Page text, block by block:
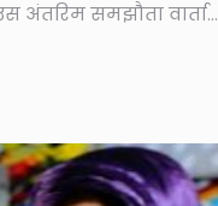
समझौता वार्ता...